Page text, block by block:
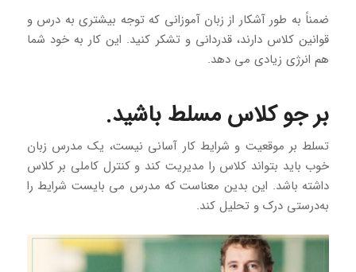
ضمناً به طور آشکار از زبان آموزانی که توجه بیشتری به درس و
قوانین کلاس دارند، قدردانی و تشکر کنید. این کار به خود شما
هم انرژی زیادی می دهد.
بر جو کلاس مسلط باشید.
تسلط بر موقعیت و شرایط کار آسانی نیست، یک مدرس زبان
خوب باید بتواند کلاس را مدیریت کند و کنترل کاملی بر کلاس
داشته باشد. این بدین معناست که مدرس می بایست شرایط را
به‌درستی درک و تحلیل کند.